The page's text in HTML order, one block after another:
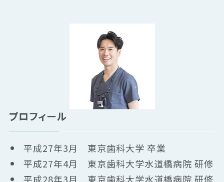
プロフィール
平成27年3月 東京歯科大学 卒業
平成27年4月 東京歯科大学水道橋病院 研修
平成28年3月 東京歯科大学水道橋病院 研修